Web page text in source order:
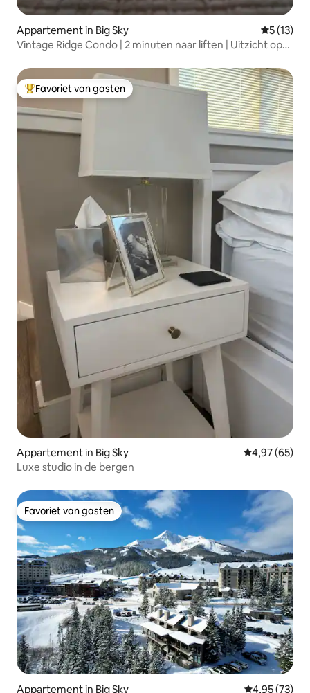
Appartement in Big Sky
5 (13)
Vintage Ridge Condo | 2 minuten naar liften | Uitzicht op
Topfavoriet van gasten
Favoriet van gasten
Appartement in Big Sky Gemiddelde
4,97 (65)
Luxe studio in de bergen
Favoriet van gasten
Favoriet van gasten
Appartement in Big Sky Gemiddelde
4,95 (73)